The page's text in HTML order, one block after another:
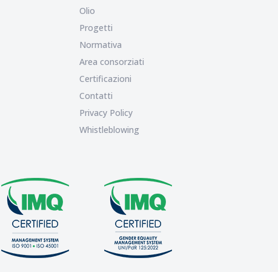
Olio
Progetti
Normativa
Area consorziati
Certificazioni
Contatti
Privacy Policy
Whistleblowing